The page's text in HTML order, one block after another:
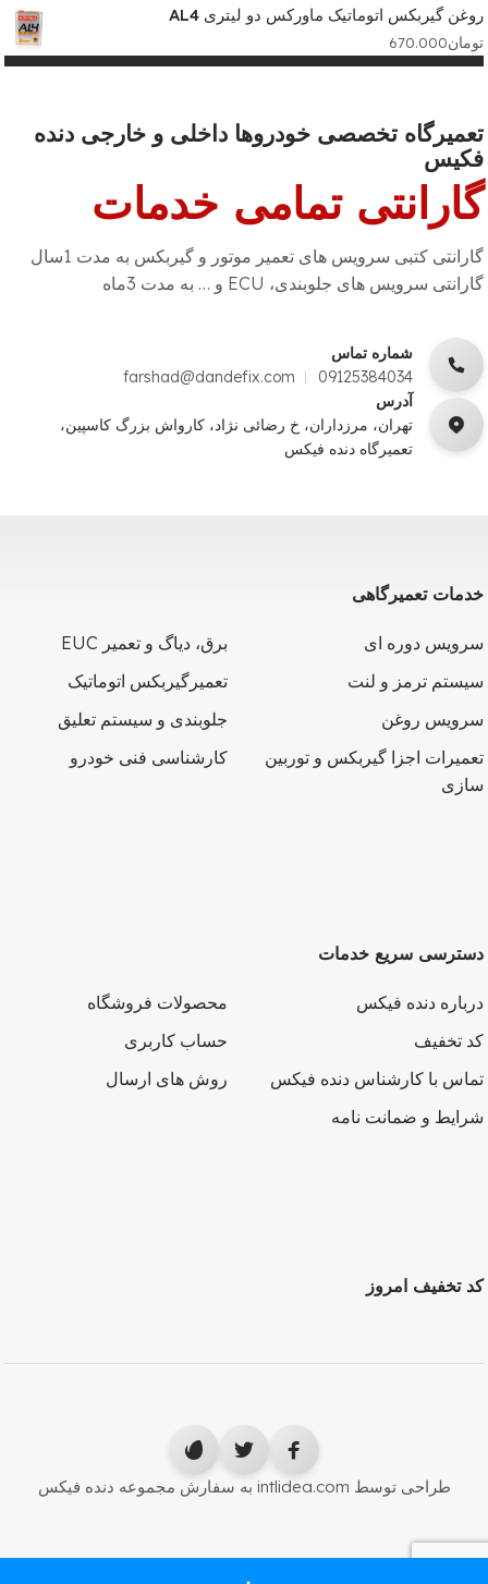
روغن گیربکس اتوماتیک ماورکس دو لیتری AL4
تومان670.000
تعمیرگاه تخصصی خودروها داخلی و خارجی دنده
فکیس
گارانتی تمامی خدمات
گارانتی کتبی سرویس های تعمیر موتور و گیربکس به مدت 1سال
گارانتی سرویس های جلوبندی، ECU و … به مدت 3ماه
شماره تماس
09125384034
farshad@dandefix.com
آدرس
تهران، مرزداران، خ رضائی نژاد، کارواش بزرگ کاسپین،
تعمیرگاه دنده فیکس
خدمات تعمیرگاهی
سرویس دوره ای
برق، دیاگ و تعمیر EUC
سیستم ترمز و لنت
تعمیرگیربکس اتوماتیک
سرویس روغن
جلوبندی و سیستم تعلیق
تعمیرات اجزا گیربکس و توربین
سازی
کارشناسی فنی خودرو
دسترسی سریع خدمات
درباره دنده فیکس
محصولات فروشگاه
کد تخفیف
حساب کاربری
تماس با کارشناس دنده فیکس
روش های ارسال
شرایط و ضمانت نامه
کد تخفیف امروز
طراحی توسط intlidea.com به سفارش مجموعه دنده فیکس